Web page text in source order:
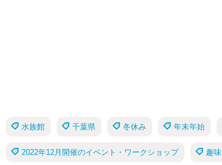
水族館 千葉県 冬休み 年末年始
2022年12月開催のイベント・ワークショップ 趣味